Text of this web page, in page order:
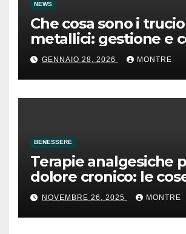
NEWS
Che cosa sono i
metallici: gestione e
GENNAIO 28, 2026 MONTRE
BENESSERE
Terapie analgesiche
dolore cronico: le
sapere
NOVEMBRE 26, 2025 MONTRE